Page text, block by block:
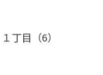
１丁目（6）